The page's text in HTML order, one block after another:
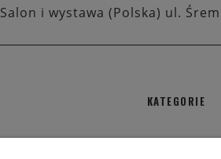
Salon i wystawa (Polska) ul.
KATEGORIE